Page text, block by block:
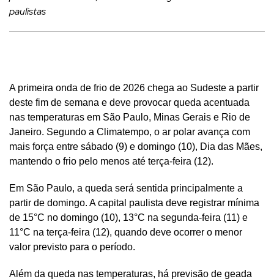
paulistas
A primeira onda de frio de 2026 chega ao Sudeste a partir
deste fim de semana e deve provocar queda acentuada
nas temperaturas em São Paulo, Minas Gerais e Rio de
Janeiro. Segundo a Climatempo, o ar polar avança com
mais força entre sábado (9) e domingo (10), Dia das Mães,
mantendo o frio pelo menos até terça-feira (12).
Em São Paulo, a queda será sentida principalmente a
partir de domingo. A capital paulista deve registrar mínima
de 15°C no domingo (10), 13°C na segunda-feira (11) e
11°C na terça-feira (12), quando deve ocorrer o menor
valor previsto para o período.
Além da queda nas temperaturas, há previsão de geada